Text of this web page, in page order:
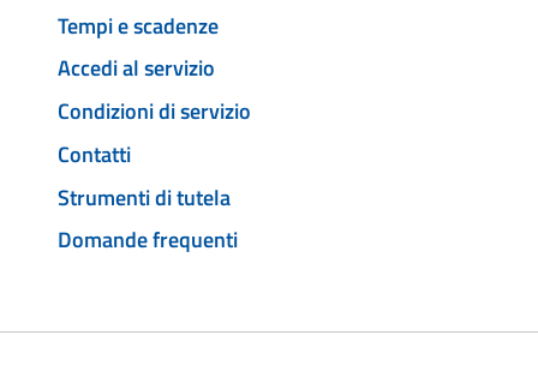
Tempi e scadenze
Accedi al servizio
Condizioni di servizio
Contatti
Strumenti di tutela
Domande frequenti